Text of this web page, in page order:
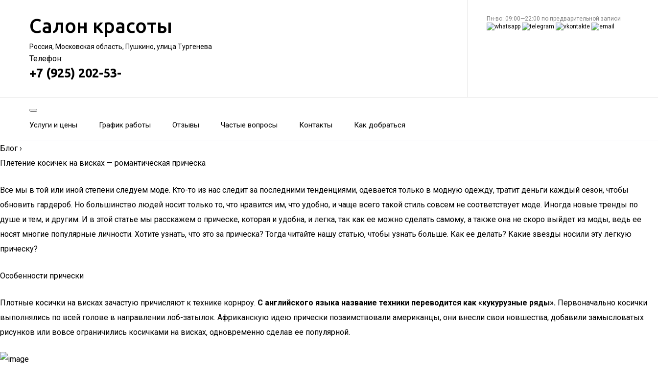
Салон красоты
Россия, Московская область, Пушкино, улица Тургенева
Телефон:
+7 (925) 202-53-
Пн-вс: 09:00—22:00 по предварительной записи
Услуги и цены График работы Отзывы Частые вопросы Контакты Как добраться
Блог ›
Плетение косичек на висках — романтическая прическа
Все мы в той или иной степени следуем моде. Кто-то из нас следит за последними тенденциями, одевается только в модную одежду, тратит деньги каждый сезон, чтобы
обновить гардероб. Но большинство людей носит только то, что нравится им, что удобно, и чаще всего такой стиль совсем не соответствует моде. Иногда новые тренды по
душе и тем, и другим. И в этой статье мы расскажем о прическе, которая и удобна, и легка, так как ее можно сделать самому, а также она не скоро выйдет из моды, ведь ее
носят многие популярные личности. Хотите узнать, что это за прическа? Тогда читайте нашу статью, чтобы узнать больше. Как ее делать? Какие звезды носили эту легкую
прическу?
Особенности прически
Плотные косички на висках зачастую причисляют к технике корнроу. С английского языка название техники переводится как «кукурузные ряды». Первоначально косички
выполнялись по всей голове в направлении лоб-затылок. Африканскую идею прически позаимствовали американцы, они внесли свои новшества, добавили замысловатых
рисунков или вовсе ограничились косичками на висках, одновременно сделав ее популярной.